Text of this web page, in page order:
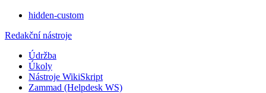
hidden-custom
Redakční nástroje
Údržba
Úkoly
Nástroje WikiSkript
Zammad (Helpdesk WS)